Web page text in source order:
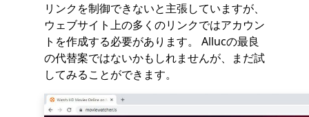
リンクを制御できないと主張していますが、
ウェブサイト上の多くのリンクではアカウン
トを作成する必要があります。 Allucの最良
の代替案ではないかもしれませんが、まだ試
してみることができます。